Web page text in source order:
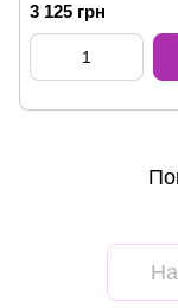
3 125 грн